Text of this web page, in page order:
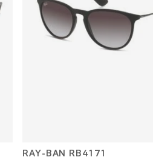
RAY-BAN RB4171